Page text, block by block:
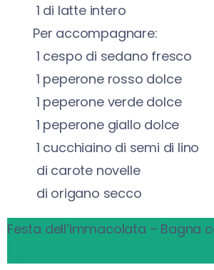
1 di latte intero
Per accompagnare:
1 cespo di sedano fresco
1 peperone rosso dolce
1 peperone verde dolce
1 peperone giallo dolce
1 cucchiaino di semi di lino
di carote novelle
di origano secco
Festa dell’immacolata – Bagna